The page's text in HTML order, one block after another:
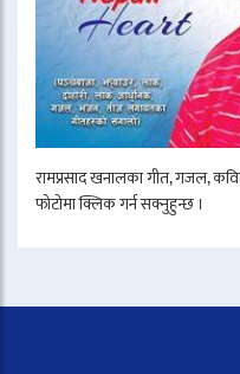
रामप्रसाद खनालका गीत, गजल,
फोटोमा क्लिक गर्न सक्नुहुन्छ ।